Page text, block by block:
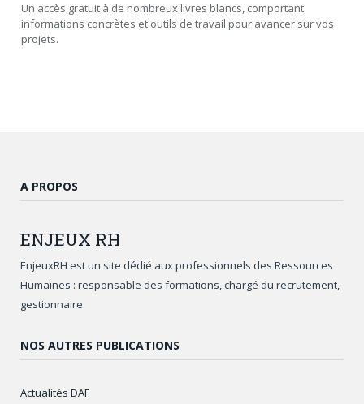
Un accès gratuit à de nombreux livres blancs, comportant
informations concrètes et outils de travail pour avancer sur vos
projets.
A PROPOS
ENJEUX RH
EnjeuxRH est un site dédié aux professionnels des Ressources
Humaines : responsable des formations, chargé du recrutement,
gestionnaire.
NOS AUTRES PUBLICATIONS
Actualités DAF